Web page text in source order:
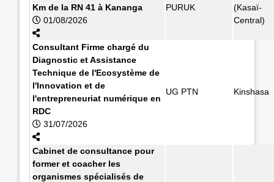
Km de la RN 41 à Kananga
01/08/2026
PURUK
(Kasaï-
Central)
Consultant Firme chargé du
Diagnostic et Assistance
Technique de l'Ecosystème de
l'Innovation et de
l'entrepreneuriat numérique en
RDC
31/07/2026
UG PTN Kinshasa
Cabinet de consultance pour
former et coacher les
organismes spécialisés de